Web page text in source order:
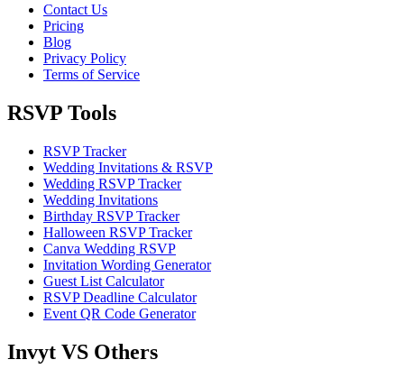
Contact Us
Pricing
Blog
Privacy Policy
Terms of Service
RSVP Tools
RSVP Tracker
Wedding Invitations & RSVP
Wedding RSVP Tracker
Wedding Invitations
Birthday RSVP Tracker
Halloween RSVP Tracker
Canva Wedding RSVP
Invitation Wording Generator
Guest List Calculator
RSVP Deadline Calculator
Event QR Code Generator
Invyt VS Others